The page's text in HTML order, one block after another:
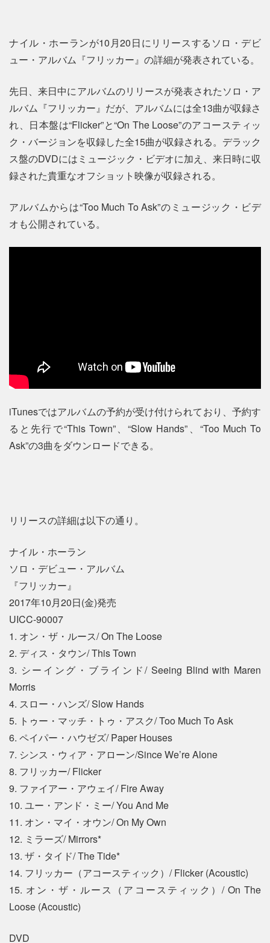
ナイル・ホーランが10月20日にリリースするソロ・デビ
ュー・アルバム『フリッカー』の詳細が発表されている。
先日、来日中にアルバムのリリースが発表されたソロ・ア
ルバム『フリッカー』だが、アルバムには全13曲が収録さ
れ、日本盤は“Flicker”と“On The Loose”のアコースティッ
ク・バージョンを収録した全15曲が収録される。デラック
ス盤のDVDにはミュージック・ビデオに加え、来日時に収
録された貴重なオフショット映像が収録される。
アルバムからは“Too Much To Ask”のミュージック・ビデ
オも公開されている。
iTunesではアルバムの予約が受け付けられており、予約す
ると先行で“This Town”、“Slow Hands”、“Too Much To
Ask”の3曲をダウンロードできる。
リリースの詳細は以下の通り。
ナイル・ホーラン
ソロ・デビュー・アルバム
『フリッカー』
2017年10月20日(金)発売
UICC-90007
1. オン・ザ・ルース/ On The Loose
2. ディス・タウン/ This Town
3. シーイング・ブラインド/ Seeing Blind with Maren
Morris
4. スロー・ハンズ/ Slow Hands
5. トゥー・マッチ・トゥ・アスク/ Too Much To Ask
6. ペイパー・ハウゼズ/ Paper Houses
7. シンス・ウィア・アローン/Since We’re Alone
8. フリッカー/ Flicker
9. ファイアー・アウェイ/ Fire Away
10. ユー・アンド・ミー/ You And Me
11. オン・マイ・オウン/ On My Own
12. ミラーズ/ Mirrors*
13. ザ・タイド/ The Tide*
14. フリッカー（アコースティック）/ Flicker (Acoustic)
15. オン・ザ・ルース（アコースティック）/ On The
Loose (Acoustic)
DVD